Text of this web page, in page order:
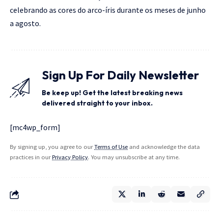
celebrando as cores do arco-íris durante os meses de junho
a agosto.
Sign Up For Daily Newsletter
Be keep up! Get the latest breaking news
delivered straight to your inbox.
[mc4wp_form]
By signing up, you agree to ourTerms of Use and acknowledge the data
practices in ourPrivacy Policy. You may unsubscribe at any time.